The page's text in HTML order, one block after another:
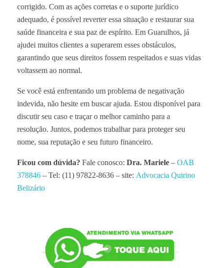
corrigido. Com as ações corretas e o suporte jurídico
adequado, é possível reverter essa situação e restaurar sua
saúde financeira e sua paz de espírito. Em Guarulhos, já
ajudei muitos clientes a superarem esses obstáculos,
garantindo que seus direitos fossem respeitados e suas vidas
voltassem ao normal.
Se você está enfrentando um problema de negativação
indevida, não hesite em buscar ajuda. Estou disponível para
discutir seu caso e traçar o melhor caminho para a
resolução. Juntos, podemos trabalhar para proteger seu
nome, sua reputação e seu futuro financeiro.
Ficou com dúvida? Fale conosco: Dra. Mariele – OAB
378846 – Tel: (11) 97822-8636 – site: Advocacia Quirino
Belizário